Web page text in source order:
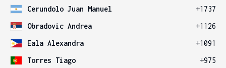
Cerundolo Juan Manuel
+1737
Obradovic Andrea
+1126
Eala Alexandra
+1091
Torres Tiago
+975